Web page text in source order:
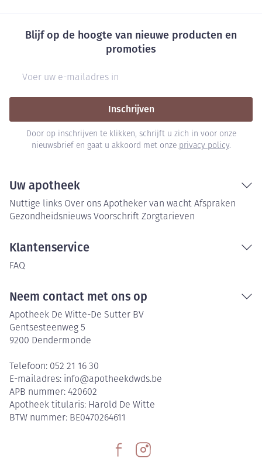
Blijf op de hoogte van nieuwe producten en
promoties
Inschrijven
Door op inschrijven te klikken, schrijft u zich in voor onze
nieuwsbrief en gaat u akkoord met onze privacy policy.
Uw apotheek
Nuttige links Over ons Apotheker van wacht Afspraken
Gezondheidsnieuws Voorschrift Zorgtarieven
Klantenservice
FAQ
Neem contact met ons op
Apotheek De Witte-De Sutter BV
Gentsesteenweg 5
9200 Dendermonde
Telefoon: 052 21 16 30
E-mailadres: info@apotheekdwds.be
APB nummer: 420602
Apotheek titularis: Harold De Witte
BTW nummer: BE0470264611